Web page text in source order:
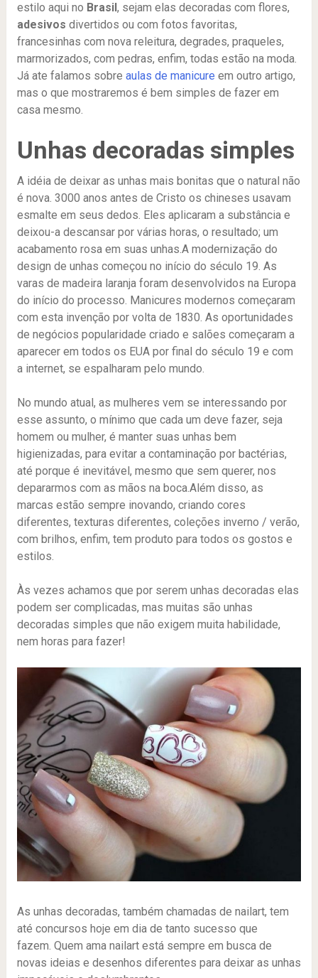
estilo aqui no Brasil, sejam elas decoradas com flores,
adesivos divertidos ou com fotos favoritas,
francesinhas com nova releitura, degrades, praqueles,
marmorizados, com pedras, enfim, todas estão na moda.
Já ate falamos sobre aulas de manicure em outro artigo,
mas o que mostraremos é bem simples de fazer em
casa mesmo.
Unhas decoradas simples
A idéia de deixar as unhas mais bonitas que o natural não
é nova. 3000 anos antes de Cristo os chineses usavam
esmalte em seus dedos. Eles aplicaram a substância e
deixou-a descansar por várias horas, o resultado; um
acabamento rosa em suas unhas.A modernização do
design de unhas começou no início do século 19. As
varas de madeira laranja foram desenvolvidos na Europa
do início do processo. Manicures modernos começaram
com esta invenção por volta de 1830. As oportunidades
de negócios popularidade criado e salões começaram a
aparecer em todos os EUA por final do século 19 e com
a internet, se espalharam pelo mundo.
No mundo atual, as mulheres vem se interessando por
esse assunto, o mínimo que cada um deve fazer, seja
homem ou mulher, é manter suas unhas bem
higienizadas, para evitar a contaminação por bactérias,
até porque é inevitável, mesmo que sem querer, nos
depararmos com as mãos na boca.Além disso, as
marcas estão sempre inovando, criando cores
diferentes, texturas diferentes, coleções inverno / verão,
com brilhos, enfim, tem produto para todos os gostos e
estilos.
Às vezes achamos que por serem unhas decoradas elas
podem ser complicadas, mas muitas são unhas
decoradas simples que não exigem muita habilidade,
nem horas para fazer!
As unhas decoradas, também chamadas de nailart, tem
até concursos hoje em dia de tanto sucesso que
fazem. Quem ama nailart está sempre em busca de
novas ideias e desenhos diferentes para deixar as unhas